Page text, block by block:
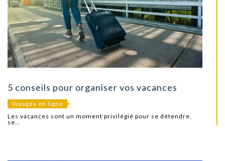
5 conseils pour organiser vos vacances
Voyages en ligne
Les vacances sont un moment privilégié pour se détendre,
se…